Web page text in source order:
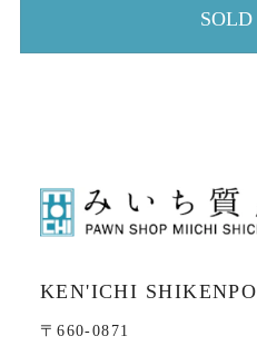
KEN'ICHI SHIKENPO
〒660-0871